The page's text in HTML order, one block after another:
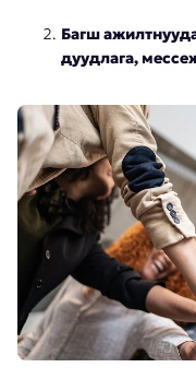
Багш
дуудлага,